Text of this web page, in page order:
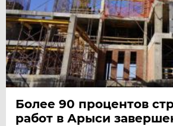
Более 90 процентов
работ в Арыси